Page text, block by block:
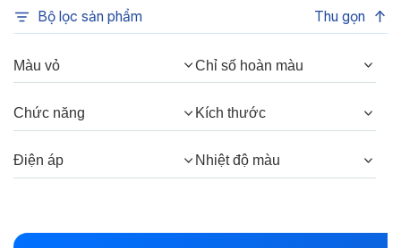
Quang thông:4080lm (C), 4080lm (N),
Thông số Điện & Lắp đặt
Kiểu lắp đặt:Ghim / Cắm
Bộ lọc sản phẩm Thu gọn
Màu vỏ Chỉ số hoàn màu
Chức năng Kích thước
Điện áp Nhiệt độ màu